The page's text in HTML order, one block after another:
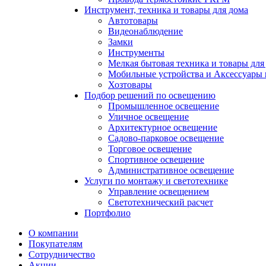
Инструмент, техника и товары для дома
Автотовары
Видеонаблюдение
Замки
Инструменты
Мелкая бытовая техника и товары для
Мобильные устройства и Аксессуары
Хозтовары
Подбор решений по освещению
Промышленное освещение
Уличное освещение
Архитектурное освещение
Садово-парковое освещение
Торговое освещение
Спортивное освещение
Административное освещение
Услуги по монтажу и светотехнике
Управление освещением
Светотехнический расчет
Портфолио
О компании
Покупателям
Сотрудничество